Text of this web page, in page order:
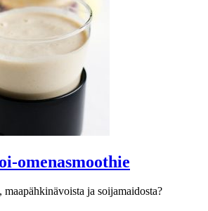
omenasmoothie
ja soijamaidosta?